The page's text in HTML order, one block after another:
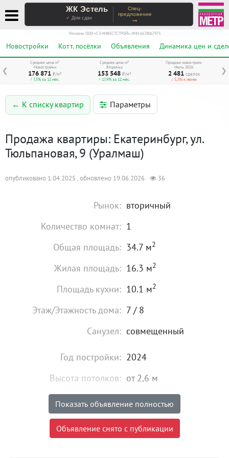
ЖК Эстель
✓ Дом сдан
Спец-
предложение
→
Реклама. ООО «СЗ ИНВЕСТСТРОЙ», ИНН 6678067973
Новостройки Котт. посёлки Объявления Динамика цен и
❮ ❯
Средняя цена м²
Новостройки
176 871 ₽/м²
↑ 7,5% за 12 мес.
Средняя цена м²
Вторичка
153 548 ₽/м²
↑ 17,9% за 12 мес.
Продажи новостроек
Июль 2026
2 481 сделок
↓ 5,3% к июню
← К списку квартир Параметры
Продажа квартиры: Екатеринбург, ул.
Тюльпановая, 9 (Уралмаш)
опубликовано 1.04.2025 , обновлено 19.06.2026 36
Рынок: вторичный
Количество комнат: 1
Общая площадь: 34.7 м2
Жилая площадь: 16.3 м2
Площадь кухни: 10.1 м2
Этаж/Этажность дома: 7 / 8
Санузел: совмещенный
Год постройки: 2024
Высота потолков: от 2,6 м
Состояние: хорошее
Цена: 7 215 000
Показать объявление полностью
Объявление снято с публикации